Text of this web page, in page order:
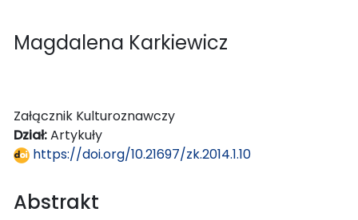
Magdalena Karkiewicz
Załącznik Kulturoznawczy
Dział:Artykuły
https://doi.org/10.21697/zk.2014.1.10
Abstrakt